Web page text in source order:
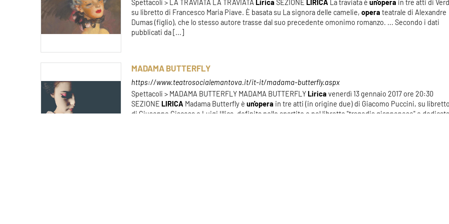
Spettacoli > LA TRAVIATA LA TRAVIATALirica SEZIONELIRICA La traviata èun'opera in tre atti di
su libretto di Francesco Maria Piave. È basata su La signora delle camelie,opera teatrale di Alexandre
Dumas (figlio), che lo stesso autore trasse dal suo precedente omonimo romanzo. ... Secondo i dati
pubblicati da [...]
MADAMA BUTTERFLY
https://www.teatrosocialemantova.it/it-it/madama-butterfly.aspx
Spettacoli > MADAMA BUTTERFLY MADAMA BUTTERFLYLirica venerdì 13 gennaio 2017 ore 20:30
SEZIONELIRICA Madama Butterfly èun'opera in tre atti (in origine due) di Giacomo Puccini, su libretto
di Giuseppe Giacosa e Luigi Illica, definita nello spartito e nel libretto "tragedia giapponese" e dedicata